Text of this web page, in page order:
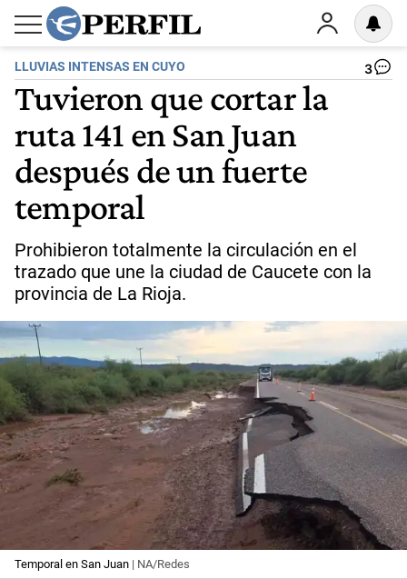
LLUVIAS INTENSAS EN CUYO 3
Tuvieron que cortar la
ruta 141 en San Juan
después de un fuerte
temporal
Prohibieron totalmente la circulación en el
trazado que une la ciudad de Caucete con la
provincia de La Rioja.
Temporal en San Juan | NA/Redes